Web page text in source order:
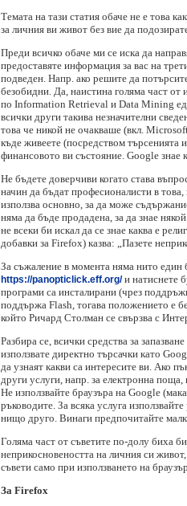
Темата на тази статия обаче не е това
за личния ви живот без вие да
Преди всичко обаче ми се иска да
предоставяте информация за вас на
подведен. Напр. ако решите да
безобидни. Да, наистина голяма част от
по Information Retrieval и Data Mining
всички други такива незначителни
това че никой не очакваше (вкл.
къде живеете (посредством търсенията
финансовото ви състояние. Google знае
Не бъдете доверчиви когато става
начин да бъдат професионалисти в
използва основно, за да може
няма да бъде продадена, за да знае
не всеки би искал да се знае каква е
добавки за Firefox) казва: „Пазете
За съжаление в момента няма нито един
https://panopticlick.eff.org/и натиснете
програми са инсталирани (чрез
поддържа Flash, тогава положението е
който Ричард Столман се свързва с
Разбира се, всички средства за
използвате директно търсачки като
да узнаят какви са интересите ви. Ако
други услуги, напр. за електронна
Не използвайте браузъра на Google
ръководите. За всяка услуга
нищо друго. Винаги предпочитайте
Голяма част от съветите по-долу биха
неприкосновеността на личния си
съвети само при използването на
За Firefox